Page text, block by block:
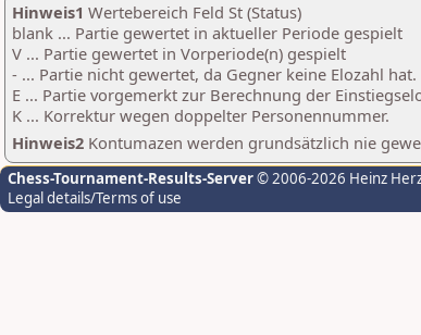
Hinweis1 Wertebereich Feld St (Status)
blank ... Partie gewertet in aktueller Periode gespielt
V ... Partie gewertet in Vorperiode(n) gespielt
- ... Partie nicht gewertet, da Gegner keine Elozahl hat.
E ... Partie vorgemerkt zur Berechnung der
K ... Korrektur wegen doppelter Personennummer.
Hinweis2 Kontumazen werden grundsätzlich nie
Chess-Tournament-Results-Server© 2006-2026 Heinz
Legal details/Terms of use